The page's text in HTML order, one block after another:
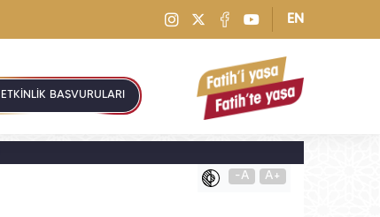
EN
ETKİNLİK BAŞVURULARI
-A A+